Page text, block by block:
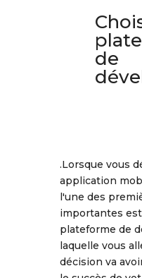
de
.Lorsque vous
application
l'une des
importantes
plateforme de
laquelle vous
décision va